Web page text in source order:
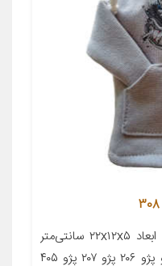
معرفی محصول جزئیات محصول ابعاد ۲۲x۱۲x۵ سانتی‌متر
جنس ویسکوز مناسب برای خودرو پژو ۲۰۶ پژو ۲۰۷ پژو ۴۰۵